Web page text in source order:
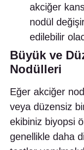
akciğer
nodül
edilebilir
Büyük ve
Nodülleri
Eğer akciğer
veya düzensiz
ekibiniz biyopsi
genellikle daha